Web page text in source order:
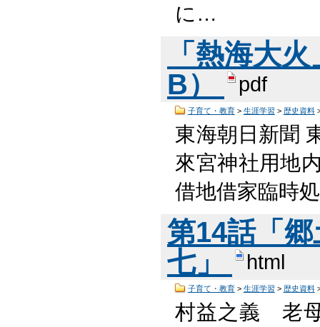
に…
「熱海大
B）
pdf
子育て・教育> 生涯学習 > 歴史資料
東海朝日新聞
來宮神社用地
借地借家臨時
第14話「
七」
html
子育て・教育> 生涯学習 > 歴史資料
村益之義 老